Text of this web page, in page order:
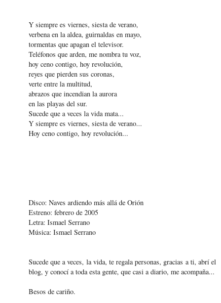
Y siempre es viernes, siesta de verano,
verbena en la aldea, guirnaldas en mayo,
tormentas que apagan el televisor.
Teléfonos que arden, me nombra tu voz,
hoy ceno contigo, hoy revolución,
reyes que pierden sus coronas,
verte entre la multitud,
abrazos que incendian la aurora
en las playas del sur.
Sucede que a veces la vida mata...
Y siempre es viernes, siesta de verano...
Hoy ceno contigo, hoy revolución...
Disco: Naves ardiendo más allá de Orión
Estreno: febrero de 2005
Letra: Ismael Serrano
Música: Ismael Serrano
Sucede que a veces, la vida, te regala personas, gracias a ti, abrí el
blog, y conocí a toda esta gente, que casi a diario, me acompaña...
Besos de cariño.